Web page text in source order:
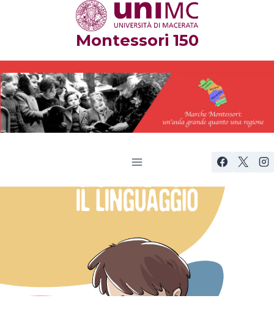
Montessori 150